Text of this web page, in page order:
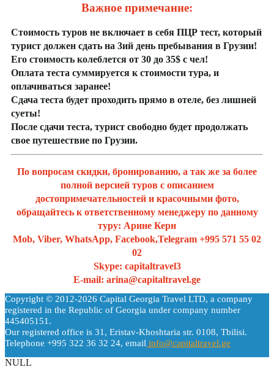
Важное примечание:
Стоимость туров не включает в себя ПЦР тест, который
турист должен сдать на 3ий день пребывания в Грузии!
Его стоимость колеблется от 30 до 35$ с чел!
Оплата теста суммируется к стоимости тура, и
оплачиваться заранее!
Сдача теста будет проходить прямо в отеле, без лишней
суеты!
После сдачи теста, турист свободно будет продолжать
свое путешествие по Грузии.
По вопросам скидки, бронированию, а так же за более
полной версией туров с описанием
достопримечательностей и красочными фото,
обращайтесь к ответственному менеджеру по данному
туру: Арине Керн
Mob, Viber, WhatsApp, Facebook,Telegram +995 571 55 02
02
Skype: capitaltravel3
Е-mail: arina@capitaltravel.ge
Copyright © 2012-2026 Capital Georgia Travel LTD, a company
registered in the Republic of Georgia under company number
445405151.
Our registered office is 31, Eristav-Khoshtaria str. 0108, Tbilisi.
Telephone +995 322 36 32 24, email info@capitaltravel.ge
NULL